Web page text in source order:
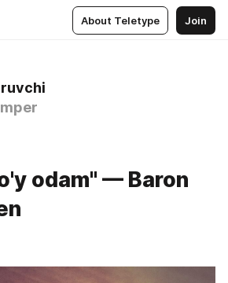
About Teletype Join
odam" — Baron